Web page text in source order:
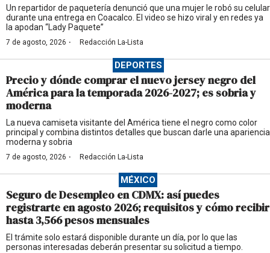
Un repartidor de paquetería denunció que una mujer le robó su celular
durante una entrega en Coacalco. El video se hizo viral y en redes ya
la apodan “Lady Paquete”
7 de agosto, 2026 · Redacción La-Lista
DEPORTES
Precio y dónde comprar el nuevo jersey negro del
América para la temporada 2026-2027; es sobria y
moderna
La nueva camiseta visitante del América tiene el negro como color
principal y combina distintos detalles que buscan darle una apariencia
moderna y sobria
7 de agosto, 2026 · Redacción La-Lista
MÉXICO
Seguro de Desempleo en CDMX: así puedes
registrarte en agosto 2026; requisitos y cómo recibir
hasta 3,566 pesos mensuales
El trámite solo estará disponible durante un día, por lo que las
personas interesadas deberán presentar su solicitud a tiempo.